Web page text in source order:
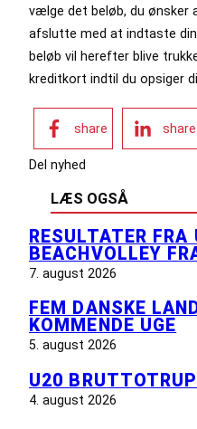
vælge det beløb, du ønsker
afslutte med at indtaste
beløb vil herefter blive
kreditkort indtil du opsiger
share share
Del nyhed
LÆS OGSÅ
RESULTATER FRA
BEACHVOLLEY
7. august 2026
FEM DANSKE
KOMMENDE UGE
5. august 2026
U20
4. august 2026